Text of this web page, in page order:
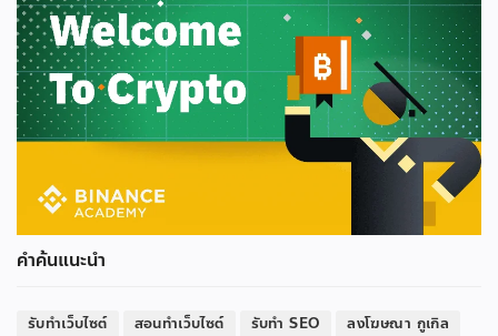
คำค้นแนะนำ
รับทำเว็บไซต์ สอนทำเว็บไซต์ รับทำ SEO
ลงโฆษณา กูเกิล